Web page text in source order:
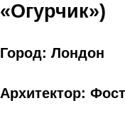
«Огурчик»)
Город: Лондон
Архитектор: